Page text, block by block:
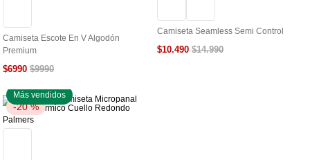
Camiseta Escote En V Algodón
Premium
$6990 $9990
Camiseta Seamless Semi Control
$10.490 $14.990
-20 %
Más vendidos
Palmers